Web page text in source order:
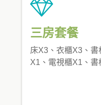
三房套餐
床X3、衣櫃X3、
X1、電視櫃X1、